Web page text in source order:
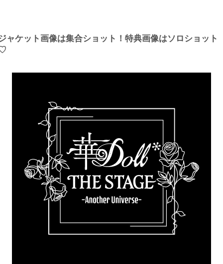
ャケット画像は集合ショット！特典画像はソロショット